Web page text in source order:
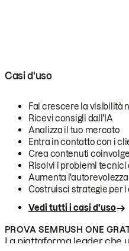
Casi d'uso
Fai crescere la visibilità
Ricevi consigli dall'IA
Analizza il tuo mercato
Entra in contatto con i
Crea contenuti
Risolvi i problemi tecnici
Aumenta
Costruisci strategie per i
Vedi tutti i casi d'uso
PROVA SEMRUSH ONE
La piattaforma leader che